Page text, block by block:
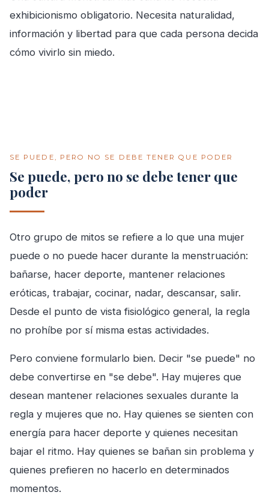
exhibicionismo obligatorio. Necesita naturalidad,
información y libertad para que cada persona decida
cómo vivirlo sin miedo.
SE PUEDE, PERO NO SE DEBE TENER QUE PODER
Se puede, pero no se debe tener que
poder
Otro grupo de mitos se refiere a lo que una mujer
puede o no puede hacer durante la menstruación:
bañarse, hacer deporte, mantener relaciones
eróticas, trabajar, cocinar, nadar, descansar, salir.
Desde el punto de vista fisiológico general, la regla
no prohíbe por sí misma estas actividades.
Pero conviene formularlo bien. Decir "se puede" no
debe convertirse en "se debe". Hay mujeres que
desean mantener relaciones sexuales durante la
regla y mujeres que no. Hay quienes se sienten con
energía para hacer deporte y quienes necesitan
bajar el ritmo. Hay quienes se bañan sin problema y
quienes prefieren no hacerlo en determinados
momentos.